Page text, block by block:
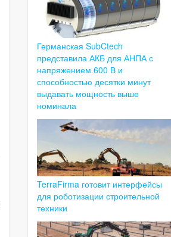
Германская SubCtech
представила АКБ для АНПА с
напряжением 600 В и
способностью десятки минут
выдавать мощность выше
номинала
TerraFirma готовит интерфейсы
для роботизации строительной
техники